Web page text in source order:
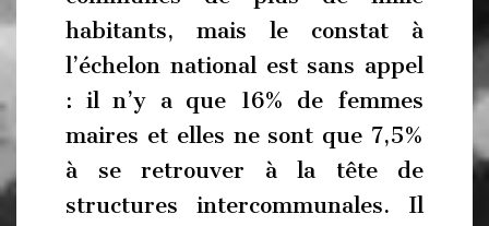
habitants, mais le constat à
l’échelon national est sans appel
: il n’y a que 16% de femmes
maires et elles ne sont que 7,5%
à se retrouver à la tête de
structures intercommunales. Il